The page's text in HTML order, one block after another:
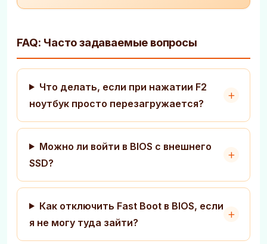
FAQ: Часто задаваемые вопросы
Что делать, если при нажатии F2
ноутбук просто перезагружается?
Можно ли войти в BIOS с внешнего
SSD?
Как отключить Fast Boot в BIOS, если
я не могу туда зайти?